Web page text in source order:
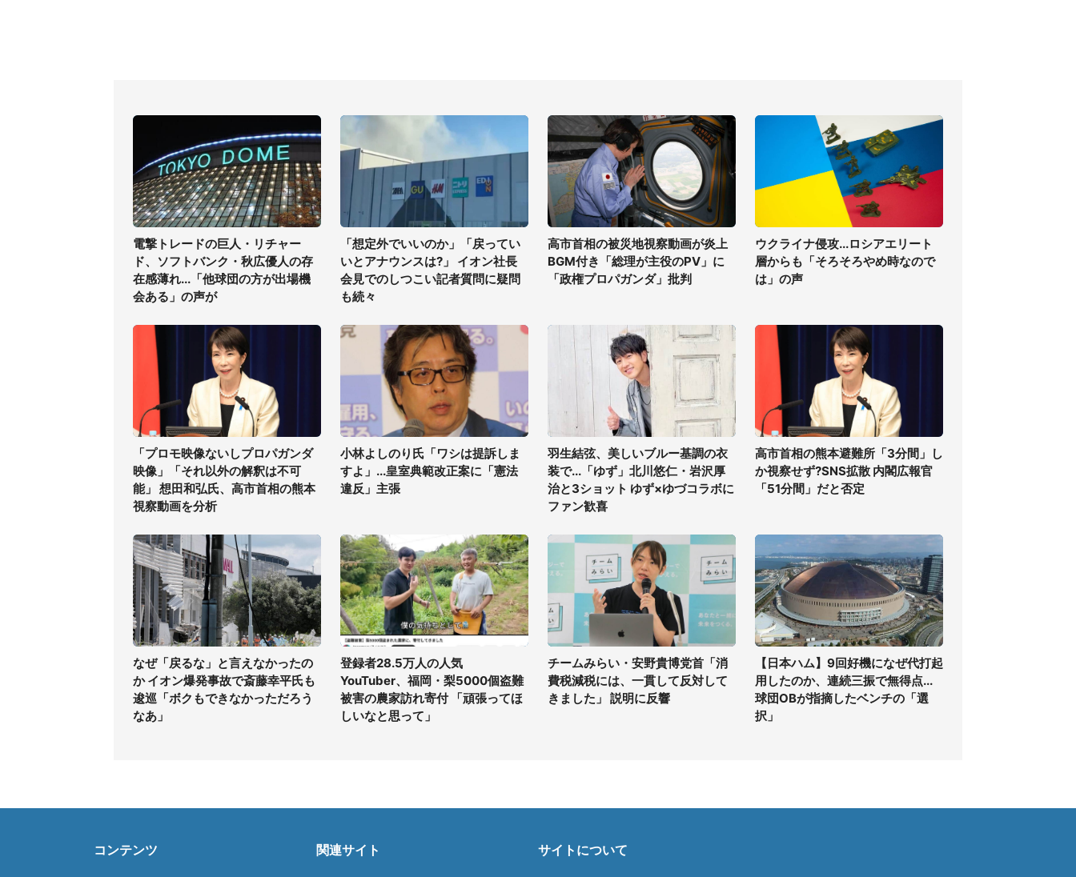
電撃トレードの巨人・リチャー
ド、ソフトバンク・秋広優人の存
在感薄れ...「他球団の方が出場機
会ある」の声が
「想定外でいいのか」「戻ってい
いとアナウンスは?」 イオン社長
会見でのしつこい記者質問に疑問
も続々
高市首相の被災地視察動画が炎上
BGM付き「総理が主役のPV」に
「政権プロパガンダ」批判
ウクライナ侵攻...ロシアエリート
層からも「そろそろやめ時なので
は」の声
「プロモ映像ないしプロパガンダ
映像」「それ以外の解釈は不可
能」 想田和弘氏、高市首相の熊本
視察動画を分析
小林よしのり氏「ワシは提訴しま
すよ」...皇室典範改正案に「憲法
違反」主張
羽生結弦、美しいブルー基調の衣
装で...「ゆず」北川悠仁・岩沢厚
治と3ショット ゆず×ゆづコラボに
ファン歓喜
高市首相の熊本避難所「3分間」し
か視察せず?SNS拡散 内閣広報官
「51分間」だと否定
なぜ「戻るな」と言えなかったの
か イオン爆発事故で斎藤幸平氏も
逡巡「ボクもできなかっただろう
なあ」
登録者28.5万人の人気
YouTuber、福岡・梨5000個盗難
被害の農家訪れ寄付 「頑張ってほ
しいなと思って」
チームみらい・安野貴博党首「消
費税減税には、一貫して反対して
きました」 説明に反響
【日本ハム】9回好機になぜ代打起
用したのか、連続三振で無得点...
球団OBが指摘したベンチの「選
択」
コンテンツ 関連サイト サイトについて